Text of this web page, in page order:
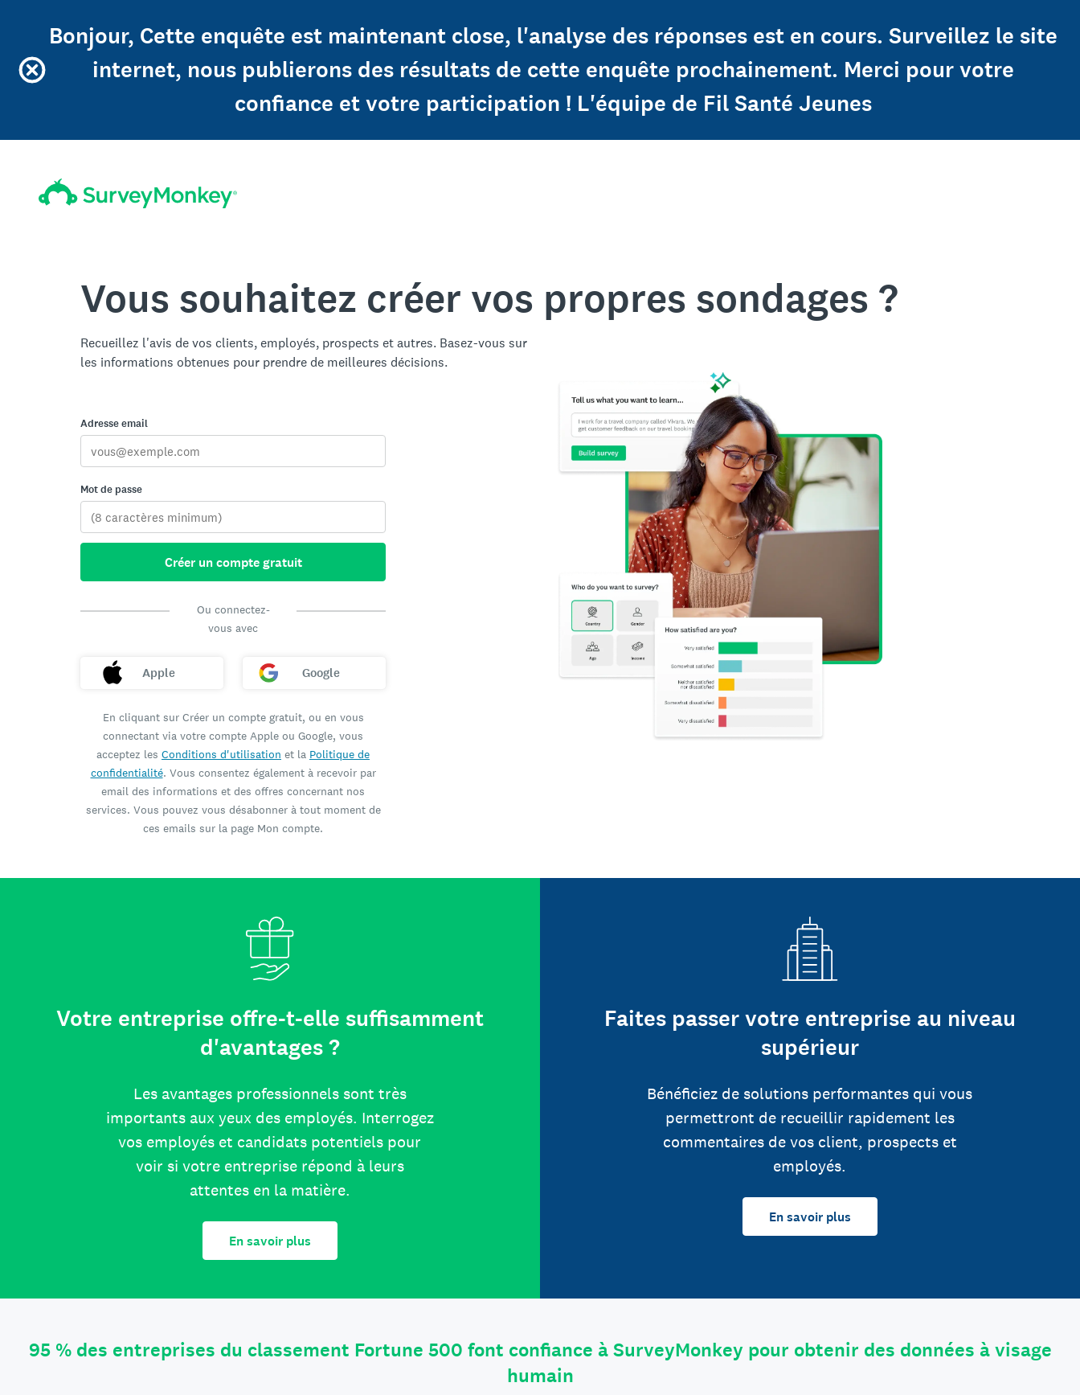
Bonjour, Cette enquête est maintenant close, l'analyse des réponses est en cours. Surveillez le site
internet, nous publierons des résultats de cette enquête prochainement. Merci pour votre
confiance et votre participation ! L'équipe de Fil Santé Jeunes
Vous souhaitez créer vos propres sondages ?
Recueillez l'avis de vos clients, employés, prospects et autres. Basez-vous sur
les informations obtenues pour prendre de meilleures décisions.
Adresse email
Mot de passe
Créer un compte gratuit
Ou connectez-
vous avec
Apple Google
En cliquant sur Créer un compte gratuit, ou en vous
connectant via votre compte Apple ou Google, vous
acceptez les Conditions d'utilisation et la Politique de
confidentialité. Vous consentez également à recevoir par
email des informations et des offres concernant nos
services. Vous pouvez vous désabonner à tout moment de
ces emails sur la page Mon compte.
Votre entreprise offre-t-elle suffisamment
d'avantages ?
Les avantages professionnels sont très
importants aux yeux des employés. Interrogez
vos employés et candidats potentiels pour
voir si votre entreprise répond à leurs
attentes en la matière.
En savoir plus
Faites passer votre entreprise au niveau
supérieur
Bénéficiez de solutions performantes qui vous
permettront de recueillir rapidement les
commentaires de vos client, prospects et
employés.
En savoir plus
95 % des entreprises du classement Fortune 500 font confiance à SurveyMonkey pour obtenir des données à visage
humain